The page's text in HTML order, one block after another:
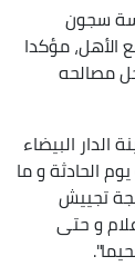
سجون
مؤكدا
مصالحه
البيضاء
الحادثة و ما
تجييش
و حتى